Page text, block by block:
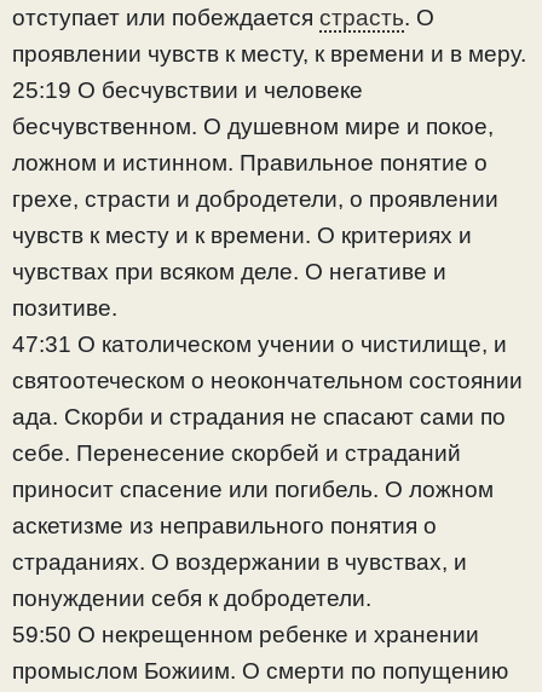
отступает или побеждается страсть. О
проявлении чувств к месту, к времени и в меру.
25:19 О бесчувствии и человеке
бесчувственном. О душевном мире и покое,
ложном и истинном. Правильное понятие о
грехе, страсти и добродетели, о проявлении
чувств к месту и к времени. О критериях и
чувствах при всяком деле. О негативе и
позитиве.
47:31 О католическом учении о чистилище, и
святоотеческом о неокончательном состоянии
ада. Скорби и страдания не спасают сами по
себе. Перенесение скорбей и страданий
приносит спасение или погибель. О ложном
аскетизме из неправильного понятия о
страданиях. О воздержании в чувствах, и
понуждении себя к добродетели.
59:50 О некрещенном ребенке и хранении
промыслом Божиим. О смерти по попущению